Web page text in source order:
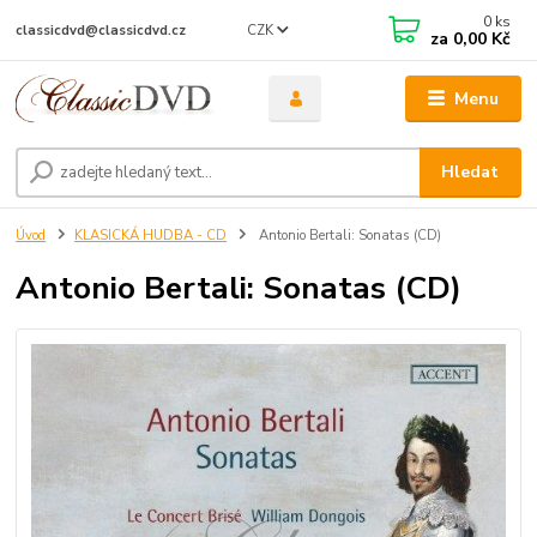
Menu
CZK
Hledat
classicdvd@classicdvd.cz 0 ks
za 0,00 Kč
Úvod KLASICKÁ HUDBA - CD Antonio Bertali: Sonatas (CD)
Antonio Bertali: Sonatas (CD)